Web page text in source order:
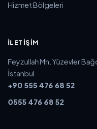
Hizmet Bölgeleri
İLETIŞIM
Feyzullah Mh. Yüzevler
İstanbul
+90 555 476 68 52
0555 476 68 52